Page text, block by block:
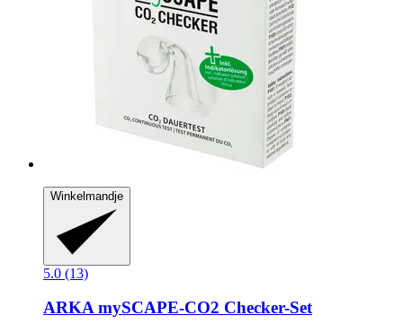
Winkelmandje
5.0 (13)
ARKAmySCAPE-​CO2 Checker-​Set